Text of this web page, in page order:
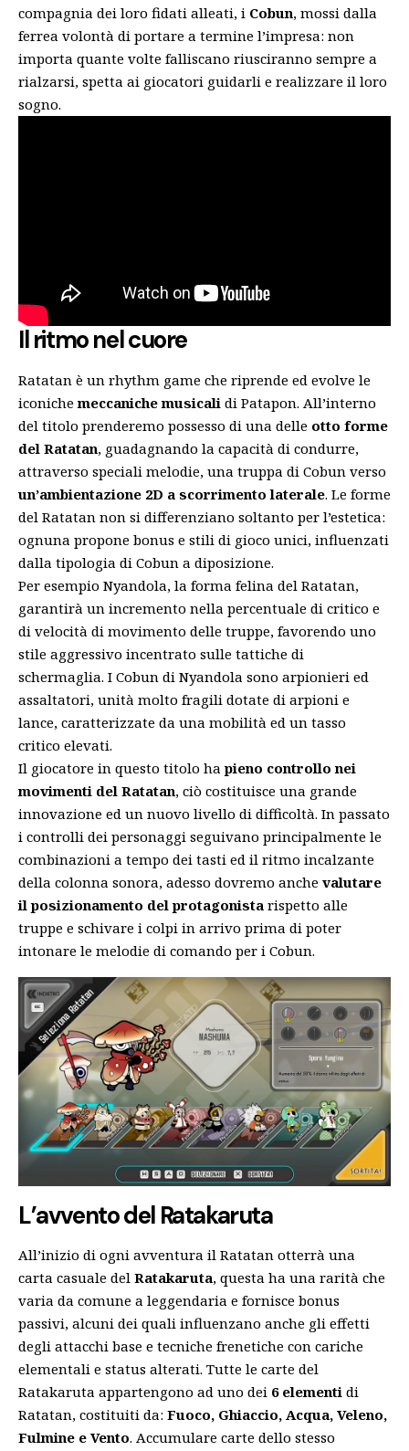
compagnia dei loro fidati alleati, i Cobun, mossi dalla
ferrea volontà di portare a termine l’impresa: non
importa quante volte falliscano riusciranno sempre a
rialzarsi, spetta ai giocatori guidarli e realizzare il loro
sogno.
Il ritmo nel cuore
Ratatan è un rhythm game che riprende ed evolve le
iconichemeccaniche musicali di Patapon. All’interno
del titolo prenderemo possesso di una delle otto forme
del Ratatan, guadagnando la capacità di condurre,
attraverso speciali melodie, una truppa di Cobun verso
un’ambientazione 2D a scorrimento laterale. Le forme
del Ratatan non si differenziano soltanto per l’estetica:
ognuna propone bonus e stili di gioco unici, influenzati
dalla tipologia di Cobun a diposizione.
Per esempio Nyandola, la forma felina del Ratatan,
garantirà un incremento nella percentuale di critico e
di velocità di movimento delle truppe, favorendo uno
stile aggressivo incentrato sulle tattiche di
schermaglia. I Cobun di Nyandola sono arpionieri ed
assaltatori, unità molto fragili dotate di arpioni e
lance, caratterizzate da una mobilità ed un tasso
critico elevati.
Il giocatore in questo titolo hapieno controllo nei
movimenti del Ratatan, ciò costituisce una grande
innovazione ed un nuovo livello di difficoltà. In passato
i controlli dei personaggi seguivano principalmente le
combinazioni a tempo dei tasti ed il ritmo incalzante
della colonna sonora, adesso dovremo anche valutare
il posizionamento del protagonista rispetto alle
truppe e schivare i colpi in arrivo prima di poter
intonare le melodie di comando per i Cobun.
L’avvento del Ratakaruta
All’inizio di ogni avventura il Ratatan otterrà una
carta casuale del Ratakaruta, questa ha una rarità che
varia da comune a leggendaria e fornisce bonus
passivi, alcuni dei quali influenzano anche gli effetti
degli attacchi base e tecniche frenetiche con cariche
elementali e status alterati. Tutte le carte del
Ratakaruta appartengono ad uno dei 6 elementi di
Ratatan, costituiti da: Fuoco, Ghiaccio, Acqua, Veleno,
Fulmine e Vento. Accumulare carte dello stesso